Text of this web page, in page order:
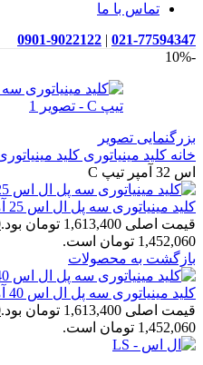
تماس با ما
021-77594347
|
0901-9022122
-10%
بزرگنمایی تصویر
خانه کلید مینیاتوری کلید
اس 32 آمپر تیپ C
کلید مینیاتوری سه پل ال اس 25 آمپر تیپ C
قیمت اصلی 1,613,400 تومان بود.
1,452,060 تومان است.
بازگشت به محصولات
کلید مینیاتوری سه پل ال اس 40 آمپر تیپ C
قیمت اصلی 1,613,400 تومان بود.
1,452,060 تومان است.